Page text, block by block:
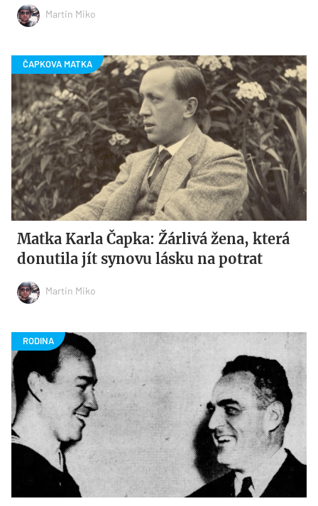
Martin Miko
Matka Karla Čapka: Žárlivá žena, která
donutila jít synovu lásku na potrat
Martin Miko